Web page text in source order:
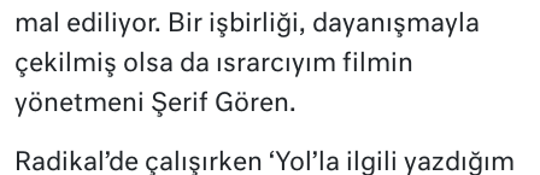
mal ediliyor. Bir işbirliği, dayanışmayla
çekilmiş olsa da ısrarcıyım filmin
yönetmeni Şerif Gören.
Radikal’de çalışırken ‘Yol’la ilgili yazdığım